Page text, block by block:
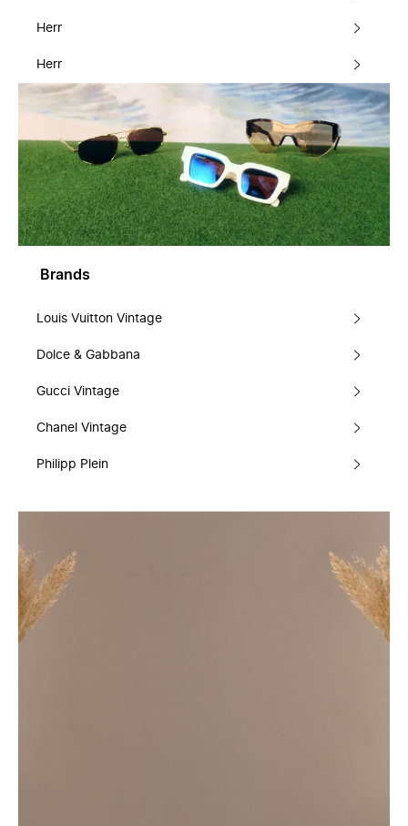
Herr
Herr
Brands
Louis Vuitton Vintage
Dolce & Gabbana
Gucci Vintage
Chanel Vintage
Philipp Plein